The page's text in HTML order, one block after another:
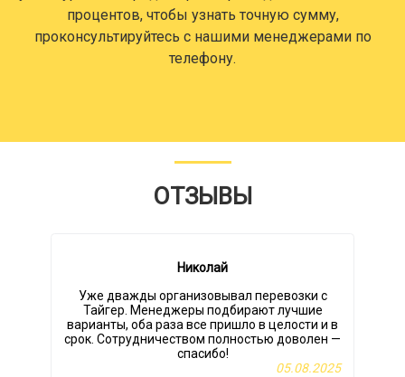
процентов, чтобы узнать точную сумму,
проконсультируйтесь с нашими менеджерами по
телефону.
ОТЗЫВЫ
Николай
Уже дважды организовывал перевозки с
Тайгер. Менеджеры подбирают лучшие
варианты, оба раза все пришло в целости и в
срок. Сотрудничеством полностью доволен —
спасибо!
05.08.2025